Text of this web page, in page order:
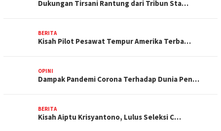
Dukungan Tirsani Rantung dari Tribun Sta…
BERITA
Kisah Pilot Pesawat Tempur Amerika Terba…
OPINI
Dampak Pandemi Corona Terhadap Dunia Pen…
BERITA
Kisah Aiptu Krisyantono, Lulus Seleksi C…